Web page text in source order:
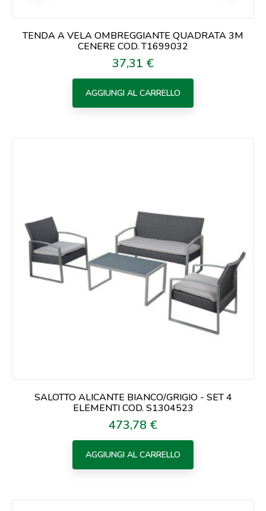
TENDA A VELA OMBREGGIANTE QUADRATA 3M
CENERE COD. T1699032
Prezzo
37,31 €
AGGIUNGI AL CARRELLO
SALOTTO ALICANTE BIANCO/GRIGIO - SET 4
ELEMENTI COD. S1304523
Prezzo
473,78 €
AGGIUNGI AL CARRELLO